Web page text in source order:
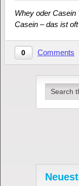
Whey oder Casein
Casein – das ist
0 Comments